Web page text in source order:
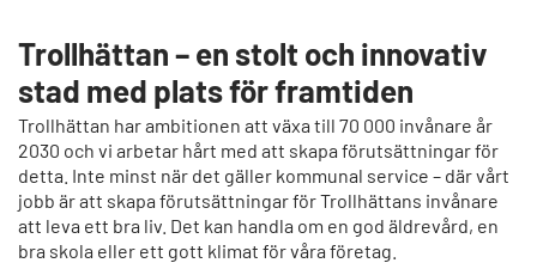
Trollhättan – en stolt och innovativ
stad med plats för framtiden
Trollhättan har ambitionen att växa till 70 000 invånare år
2030 och vi arbetar hårt med att skapa förutsättningar för
detta. Inte minst när det gäller kommunal service – där vårt
jobb är att skapa förutsättningar för Trollhättans invånare
att leva ett bra liv. Det kan handla om en god äldrevård, en
bra skola eller ett gott klimat för våra företag.